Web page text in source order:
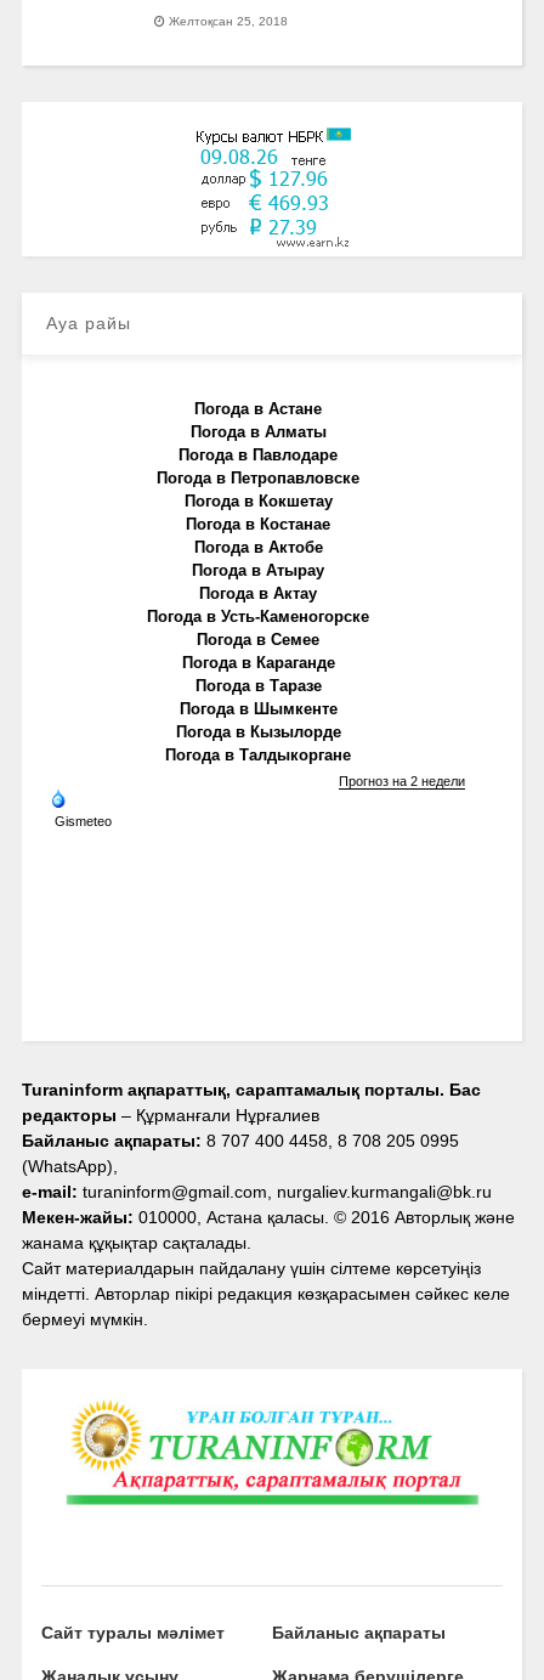
Желтоқсан 25, 2018
Ауа райы
Погода в Астане
Погода в Алматы
Погода в Павлодаре
Погода в Петропавловске
Погода в Кокшетау
Погода в Костанае
Погода в Актобе
Погода в Атырау
Погода в Актау
Погода в Усть-Каменогорске
Погода в Семее
Погода в Караганде
Погода в Таразе
Погода в Шымкенте
Погода в Кызылорде
Погода в Талдыкоргане
Gismeteo
Прогноз на 2 недели
Turaninform ақпараттық, сараптамалық порталы. Бас
редакторы – Құрманғали Нұрғалиев
Байланыс ақпараты: 8 707 400 4458, 8 708 205 0995
(WhatsApp),
e-mail: turaninform@gmail.com, nurgaliev.kurmangali@bk.ru
Мекен-жайы: 010000, Астана қаласы. © 2016 Авторлық және
жанама құқықтар сақталады.
Сайт материалдарын пайдалану үшін сілтеме көрсетуіңіз
міндетті. Авторлар пікірі редакция көзқарасымен сәйкес келе
бермеуі мүмкін.
Сайт туралы мәлімет Байланыс ақпараты